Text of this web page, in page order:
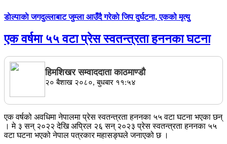
डाेल्पाकाे जगदुल्लाबाट जुम्ला आउँदै गरेकाे जिप दुर्घटना, एकको मृत्यु
एक वर्षमा ५५ वटा प्रेस स्वतन्त्रता हननका घटना
हिमशिखर सम्वाददाता काठमाण्डौ
२० बैशाख २०८०, बुधबार ११:५४
एक वर्षको अवधिमा नेपालमा प्रेस स्वतन्त्रता हननका ५५ वटा घटना भएका छन्
। मे ३ सन् २०२२ देखि अप्रिल २६ सन् २०२३ प्रेस स्वतन्त्रता हननका ५५
वटा घटना भएको नेपाल पत्रकार महासङ्घले जनाएको छ ।